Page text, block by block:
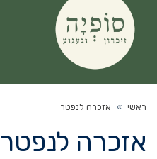
ראשי » אזכרה לנפטר
אזכרה לנפטר